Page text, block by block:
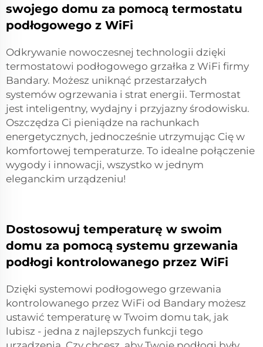
swojego domu za pomocą termostatu
podłogowego z WiFi
Odkrywanie nowoczesnej technologii dzięki
termostatowi podłogowego grzałka z WiFi firmy
Bandary. Możesz uniknąć przestarzałych
systemów ogrzewania i strat energii. Termostat
jest inteligentny, wydajny i przyjazny środowisku.
Oszczędza Ci pieniądze na rachunkach
energetycznych, jednocześnie utrzymując Cię w
komfortowej temperaturze. To idealne połączenie
wygody i innowacji, wszystko w jednym
eleganckim urządzeniu!
Dostosowuj temperaturę w swoim
domu za pomocą systemu grzewania
podłogi kontrolowanego przez WiFi
Dzięki systemowi podłogowego grzewania
kontrolowanego przez WiFi od Bandary możesz
ustawić temperaturę w Twoim domu tak, jak
lubisz - jedna z najlepszych funkcji tego